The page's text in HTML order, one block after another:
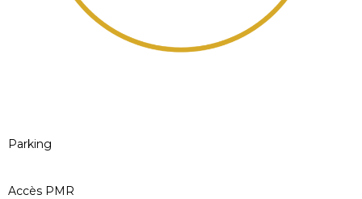
Parking
Accès PMR